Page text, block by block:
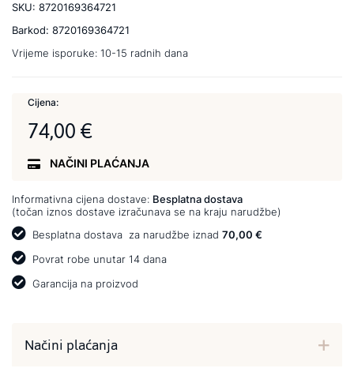
SKU: 8720169364721
Barkod: 8720169364721
Vrijeme isporuke: 10-15 radnih dana
Cijena:
74,00 €
NAČINI PLAĆANJA
Informativna cijena dostave: Besplatna dostava
(točan iznos dostave izračunava se na kraju narudžbe)
Besplatna dostava za narudžbe iznad 70,00 €
Povrat robe unutar 14 dana
Garancija na proizvod
Načini plaćanja